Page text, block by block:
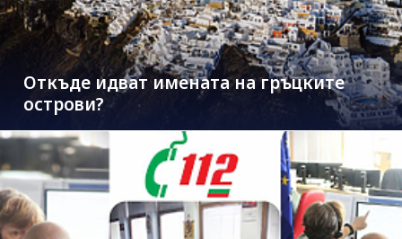
Откъде идват имената на гръцките
острови?